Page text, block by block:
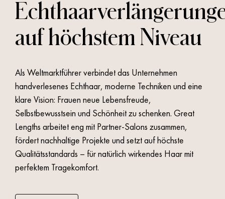
auf höchstem Niveau
Als Weltmarktführer verbindet das Unternehmen
handverlesenes Echthaar, moderne Techniken und eine
klare Vision: Frauen neue Lebensfreude,
Selbstbewusstsein und Schönheit zu schenken. Great
Lengths arbeitet eng mit Partner-Salons zusammen,
fördert nachhaltige Projekte und setzt auf höchste
Qualitätsstandards – für natürlich wirkendes Haar mit
perfektem Tragekomfort.